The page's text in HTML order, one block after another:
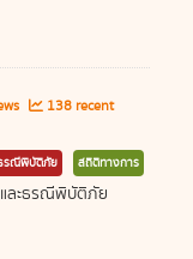
138 recent
รณีพิบัติภัย สถิติทางการ
ละธรณีพิบัติภัย